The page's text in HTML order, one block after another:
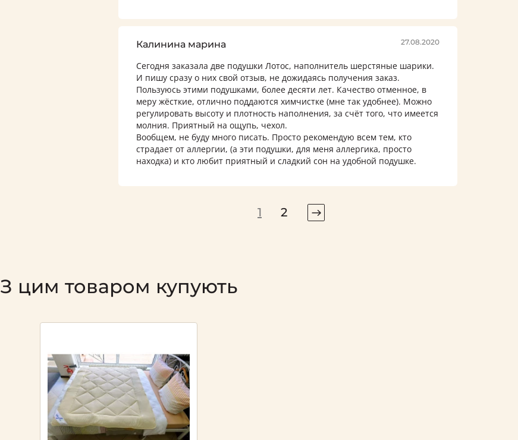
Калинина марина 27.08.2020
Сегодня заказала две подушки Лотос, наполнитель шерстяные шарики.
И пишу сразу о них свой отзыв, не дожидаясь получения заказ.
Пользуюсь этими подушками, более десяти лет. Качество отменное, в
меру жёсткие, отлично поддаются химчистке (мне так удобнее). Можно
регулировать высоту и плотность наполнения, за счёт того, что имеется
молния. Приятный на ощупь, чехол.
Вообщем, не буду много писать. Просто рекомендую всем тем, кто
страдает от аллергии, (а эти подушки, для меня аллергика, просто
находка) и кто любит приятный и сладкий сон на удобной подушке.
1 2
З цим товаром купують